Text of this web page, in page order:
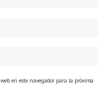
en este navegador para la próxima